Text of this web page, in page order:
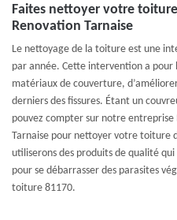
Faites nettoyer votre
Renovation Tarnaise
Le nettoyage de la toiture est une
par année. Cette intervention a pour
matériaux de couverture,
derniers des fissures. Étant un
pouvez compter sur notre
Tarnaise pour nettoyer votre toiture
utiliserons des produits de qualité
pour se débarrasser des parasites
toiture 81170.